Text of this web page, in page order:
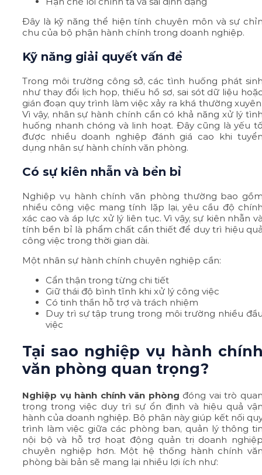
Đây là kỹ năng thể hiện tính chuyên môn và sự
chu của bộ phận hành chính trong doanh nghiệp.
Kỹ năng giải quyết vấn đề
Trong môi trường công sở, các tình huống phát
như thay đổi lịch họp, thiếu hồ sơ, sai sót dữ liệu
gián đoạn quy trình làm việc xảy ra khá thường
Vì vậy, nhân sự hành chính cần có khả năng xử lý
huống nhanh chóng và linh hoạt. Đây cũng là yếu
được nhiều doanh nghiệp đánh giá cao khi
dụng nhân sự hành chính văn phòng.
Có sự kiên nhẫn và bền bỉ
Nghiệp vụ hành chính văn phòng thường bao
nhiều công việc mang tính lặp lại, yêu cầu độ
xác cao và áp lực xử lý liên tục. Vì vậy, sự kiên nhẫn
tính bền bỉ là phẩm chất cần thiết để duy trì hiệu
công việc trong thời gian dài.
Một nhân sự hành chính chuyên nghiệp cần:
Cẩn thận trong từng chi tiết
Giữ thái độ bình tĩnh khi xử lý công việc
Có tinh thần hỗ trợ và trách nhiệm
Duy trì sự tập trung trong môi trường nhiều
việc
Tại sao nghiệp vụ hành
văn phòng quan trọng?
Nghiệp vụ hành chính văn phòng đóng vai trò
trọng trong việc duy trì sự ổn định và hiệu quả
hành của doanh nghiệp. Bộ phận này giúp kết nối
trình làm việc giữa các phòng ban, quản lý thông
nội bộ và hỗ trợ hoạt động quản trị doanh
chuyên nghiệp hơn. Một hệ thống hành chính
phòng bài bản sẽ mang lại nhiều lợi ích như: